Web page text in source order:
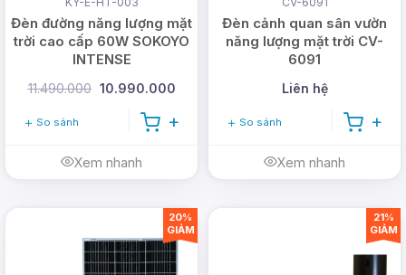
Đèn đường năng lượng mặt
trời cao cấp 60W SOKOYO
INTENSE
11.490.000 10.990.000
So sánh
Xem nhanh
Đèn cảnh quan sân vườn
năng lượng mặt trời CV-
6091
Liên hệ
So sánh
Xem nhanh
20%
GIẢM
21%
GIẢM